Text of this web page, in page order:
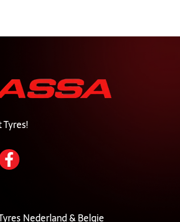
Nederland & Belgie